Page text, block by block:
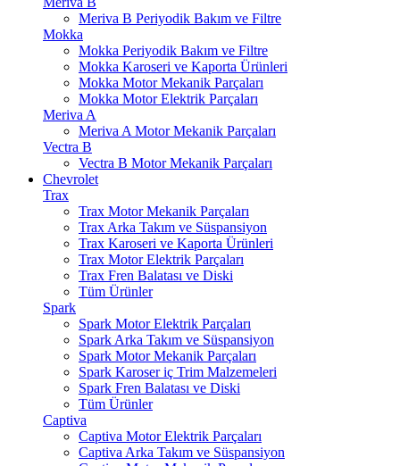
Meriva B Periyodik Bakım ve Filtre
Mokka
Mokka Periyodik Bakım ve Filtre
Mokka Karoseri ve Kaporta Ürünleri
Mokka Motor Mekanik Parçaları
Mokka Motor Elektrik Parçaları
Meriva A
Meriva A Motor Mekanik Parçaları
Vectra B
Vectra B Motor Mekanik Parçaları
Chevrolet
Trax
Trax Motor Mekanik Parçaları
Trax Arka Takım ve Süspansiyon
Trax Karoseri ve Kaporta Ürünleri
Trax Motor Elektrik Parçaları
Trax Fren Balatası ve Diski
Tüm Ürünler
Spark
Spark Motor Elektrik Parçaları
Spark Arka Takım ve Süspansiyon
Spark Motor Mekanik Parçaları
Spark Karoser iç Trim Malzemeleri
Spark Fren Balatası ve Diski
Tüm Ürünler
Captiva
Captiva Motor Elektrik Parçaları
Captiva Arka Takım ve Süspansiyon